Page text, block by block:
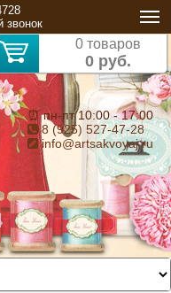
звонок
0 товаров
0 руб.
⏰ пн-пт 10:00 - 17:00
8 (925) 527-47-28
info@artsakvoyaj.ru